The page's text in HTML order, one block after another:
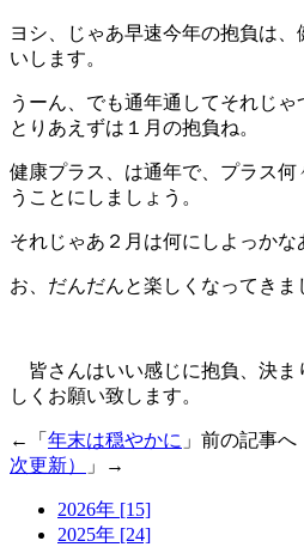
ヨシ、じゃあ早速今年の抱負は
いします。
うーん、でも通年通してそれじ
とりあえずは１月の抱負ね。
健康プラス、は通年で、プラス
うことにしましょう。
それじゃあ２月は何にしよっかな
お、だんだんと楽しくなってきま
皆さんはいい感じに抱負、決
しくお願い致します。
←「 年末は穏やかに 」前の記事
次更新）
」→
2026年 [15]
2025年 [24]